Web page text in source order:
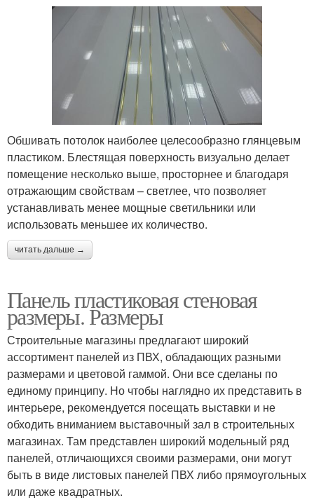
Обшивать потолок наиболее целесообразно глянцевым
пластиком. Блестящая поверхность визуально делает
помещение несколько выше, просторнее и благодаря
отражающим свойствам – светлее, что позволяет
устанавливать менее мощные светильники или
использовать меньшее их количество.
читать дальше →
Панель пластиковая стеновая
размеры. Размеры
Строительные магазины предлагают широкий
ассортимент панелей из ПВХ, обладающих разными
размерами и цветовой гаммой. Они все сделаны по
единому принципу. Но чтобы наглядно их представить в
интерьере, рекомендуется посещать выставки и не
обходить вниманием выставочный зал в строительных
магазинах. Там представлен широкий модельный ряд
панелей, отличающихся своими размерами, они могут
быть в виде листовых панелей ПВХ либо прямоугольных
или даже квадратных.